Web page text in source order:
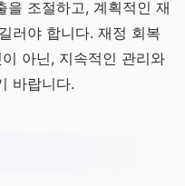
을 조절하고, 계획적인 재
러야 합니다. 재정 회복
아닌, 지속적인 관리와
바랍니다.